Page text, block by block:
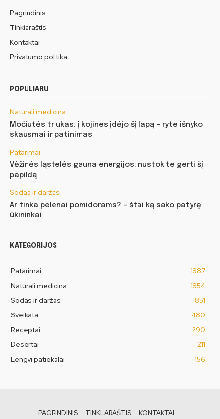
Pagrindinis
Tinklaraštis
Kontaktai
Privatumo politika
POPULIARU
Natūrali medicina
Močiutės triukas: į kojines įdėjo šį lapą – ryte išnyko
skausmai ir patinimas
Patarimai
Vėžinės ląstelės gauna energijos: nustokite gerti šį
papildą
Sodas ir daržas
Ar tinka pelenai pomidorams? – štai ką sako patyrę
ūkininkai
KATEGORIJOS
Patarimai
1887
Natūrali medicina
1854
Sodas ir daržas
851
Sveikata
480
Receptai
290
Desertai
211
Lengvi patiekalai
156
PAGRINDINIS TINKLARAŠTIS KONTAKTAI